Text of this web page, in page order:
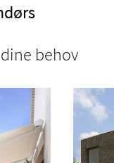
behov